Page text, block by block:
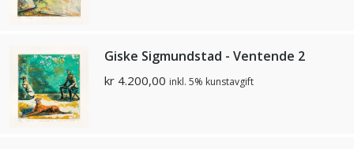
Giske Sigmundstad - Ventende 2
kr 4.200,00 inkl. 5% kunstavgift